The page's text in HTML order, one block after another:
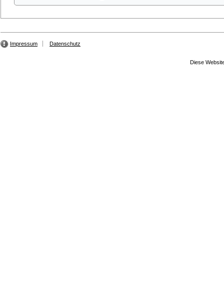
Impressum Datenschutz
Diese